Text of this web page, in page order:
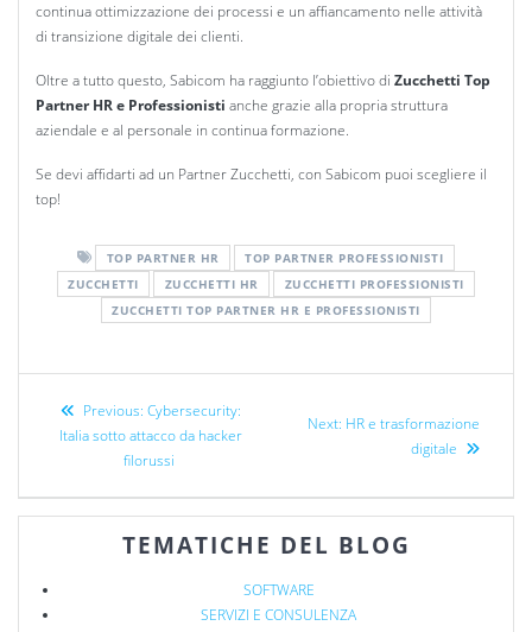
continua ottimizzazione dei processi e un affiancamento nelle attività
di transizione digitale dei clienti.
Oltre a tutto questo, Sabicom ha raggiunto l’obiettivo di Zucchetti Top
Partner HR e Professionisti anche grazie alla propria struttura
aziendale e al personale in continua formazione.
Se devi affidarti ad un Partner Zucchetti, con Sabicom puoi scegliere il
top!
TOP PARTNER HR
TOP PARTNER PROFESSIONISTI
ZUCCHETTI
ZUCCHETTI HR
ZUCCHETTI PROFESSIONISTI
ZUCCHETTI TOP PARTNER HR E PROFESSIONISTI
Previous: Cybersecurity:
Italia sotto attacco da hacker
filorussi
Next: HR e trasformazione
digitale
TEMATICHE DEL BLOG
SOFTWARE
SERVIZI E CONSULENZA